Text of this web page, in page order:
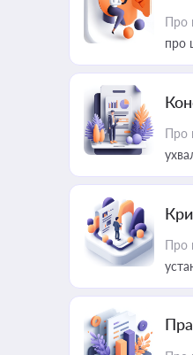
Про
про
Про
Про